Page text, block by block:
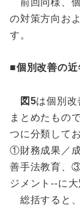
の対策方向お
す。
■個別改善の
図5は個別改
まとめたもの
つに分類して
①財務成果／
善手法教育、
ジメント--に大
総括すると